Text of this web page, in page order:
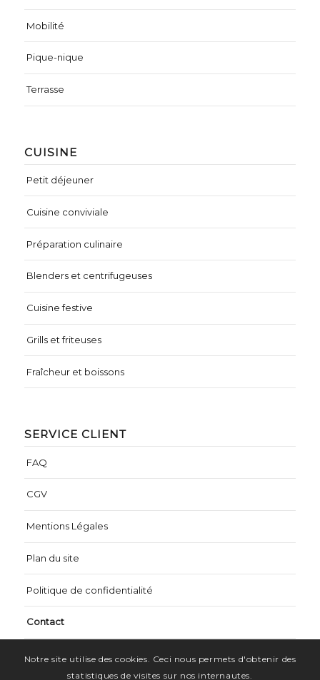
CUISINE
Petit déjeuner
Cuisine conviviale
Préparation culinaire
Blenders et centrifugeuses
Cuisine festive
Grills et friteuses
Fraîcheur et boissons
Mobilité
Pique-nique
Terrasse
SERVICE CLIENT
FAQ
CGV
Mentions Légales
Plan du site
Politique de confidentialité
Contact
Notre site utilise des cookies. Ceci nous permets d'obtenir des
statistiques de visites sur nos internautes.